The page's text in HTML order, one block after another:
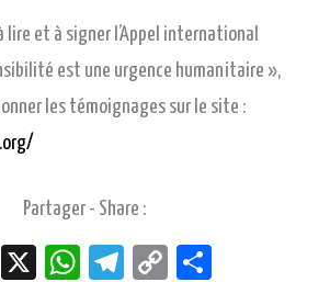
lire et à signer l’Appel international
est une urgence humanitaire »,
les témoignages sur le site :
Partager - Share :
Fac
X
W
Tel
Co